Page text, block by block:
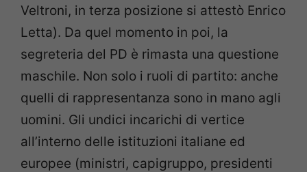
Veltroni, in terza posizione si attestò Enrico
Letta). Da quel momento in poi, la
segreteria del PD è rimasta una questione
maschile. Non solo i ruoli di partito: anche
quelli di rappresentanza sono in mano agli
uomini. Gli undici incarichi di vertice
all’interno delle istituzioni italiane ed
europee (ministri, capigruppo, presidenti